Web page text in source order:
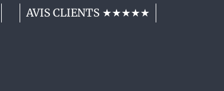
AVIS CLIENTS ★★★★★